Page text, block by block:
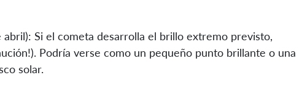
abril): Si el cometa desarrolla el brillo extremo previsto,
Podría verse como un pequeño punto brillante o una
solar.